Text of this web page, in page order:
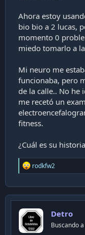
Ahora estoy
bio bio a 2 lucas,
momento 0
miedo tomarlo a
Mi neuro me
funcionaba, pero
de la calle.. No he
me recetó un
fitness.
¿Cuál es su
R
e
c
t
o
n
s
rodkfw2
Detro
Buscando